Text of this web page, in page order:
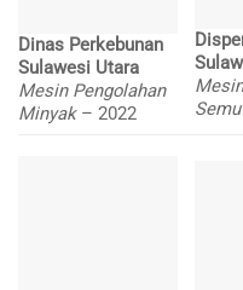
Dinas Perkebunan
Sulawesi Utara
Mesin Pengolahan
Minyak– 2022